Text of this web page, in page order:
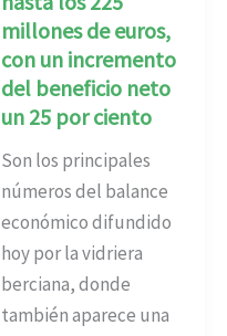
millones de euros,
con un incremento
del beneficio neto
un 25 por ciento
Son los principales
números del balance
económico difundido
hoy por la vidriera
berciana, donde
también aparece una